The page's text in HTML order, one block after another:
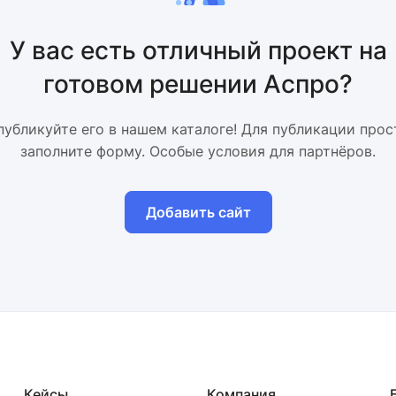
У вас есть отличный проект на
готовом решении Аспро?
его в нашем каталоге! Для публикации
заполните форму. Особые условия для партнёров.
Добавить сайт